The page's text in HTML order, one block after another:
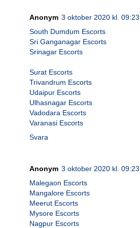
Anonym 3 oktober 2020 kl. 09:23
South Dumdum Escorts
Sri Ganganagar Escorts
Srinagar Escorts
Surat Escorts
Trivandrum Escorts
Udaipur Escorts
Ulhasnagar Escorts
Vadodara Escorts
Varanasi Escorts
Svara
Anonym 3 oktober 2020 kl. 09:23
Malegaon Escorts
Mangalore Escorts
Meerut Escorts
Mysore Escorts
Nagpur Escorts